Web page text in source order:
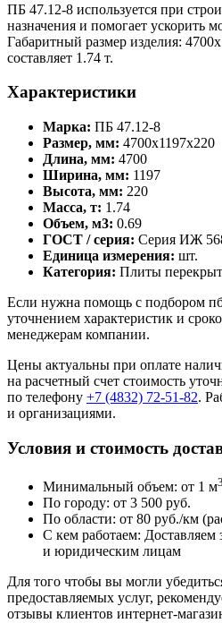
ПБ 47.12-8 используется при
назначения и помогает ускорить
Габаритный размер изделия:
составляет 1.74 т.
Характеристики
Марка: ПБ 47.12-8
Размер, мм: 4700x1197x220
Длина, мм: 4700
Ширина, мм: 1197
Высота, мм: 220
Масса, т: 1.74
Объем, м3: 0.69
ГОСТ / серия: Серия ИЖ
Единица измерения: шт.
Категория: Плиты
Если нужна помощь с подбором
уточнением характеристик и
менеджерам компании.
Цены актуальны при оплате
на расчетный счет стоимость
по телефону +7 (4832) 72-51-82.
и организациями.
Условия и стоимость
Минимальный объем: от 1 м3
По городу: от 3 500 руб.
По области: от 80 руб./км
С кем работаем: Доставляем
и юридическим лицам
Для того чтобы вы могли
предоставляемых услуг,
отзывы клиентов интернет-